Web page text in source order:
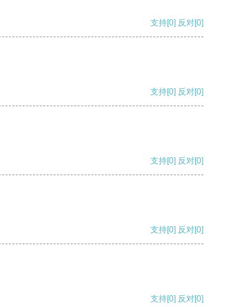
支持[0] 反对[0]
支持[0] 反对[0]
支持[0] 反对[0]
支持[0] 反对[0]
支持[0] 反对[0]